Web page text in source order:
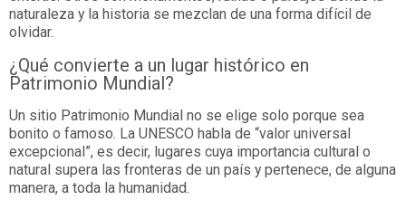
naturaleza y la historia se mezclan de una forma difícil de
olvidar.
¿Qué convierte a un lugar histórico en
Patrimonio Mundial?
Un sitio Patrimonio Mundial no se elige solo porque sea
bonito o famoso. La UNESCO habla de “valor universal
excepcional”, es decir, lugares cuya importancia cultural o
natural supera las fronteras de un país y pertenece, de alguna
manera, a toda la humanidad.